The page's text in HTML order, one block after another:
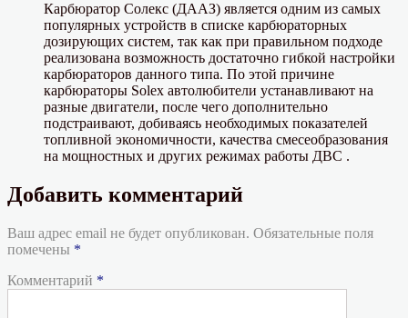
Карбюратор Солекс (ДААЗ) является одним из самых
популярных устройств в списке карбюраторных
дозирующих систем, так как при правильном подходе
реализована возможность достаточно гибкой настройки
карбюраторов данного типа. По этой причине
карбюраторы Solex автолюбители устанавливают на
разные двигатели, после чего дополнительно
подстраивают, добиваясь необходимых показателей
топливной экономичности, качества смесеобразования
на мощностных и других режимах работы ДВС .
Добавить комментарий
Ваш адрес email не будет опубликован. Обязательные поля
помечены *
Комментарий *